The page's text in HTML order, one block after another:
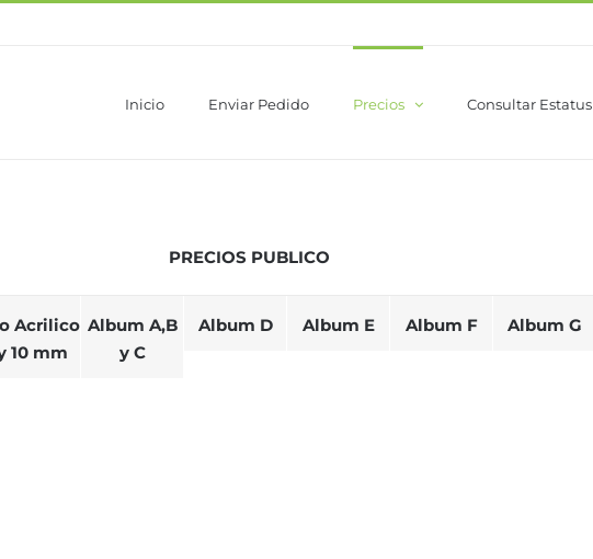
Inicio Enviar Pedido Precios Consultar Estatus
PRECIOS PUBLICO
Acrilico
10 mm
Album A,B
y C
Album D Album E Album F Album G